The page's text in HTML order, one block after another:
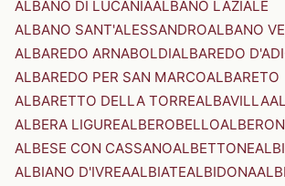
ALBANO DI LUCANIAALBANO LAZIALE
ALBANO SANT'ALESSANDROALBANO
ALBAREDO ARNABOLDIALBAREDO
ALBAREDO PER SAN MARCOALBARETO
ALBARETTO DELLA TORREALBAVILLA
ALBERA LIGUREALBEROBELLO
ALBESE CON CASSANOALBETTONEALBI
ALBIANO D'IVREAALBIATEALBIDONA